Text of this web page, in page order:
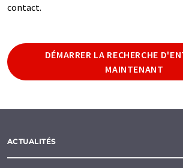
contact.
DÉMARRER LA RECHERCHE
MAINTENANT
ACTUALITÉS